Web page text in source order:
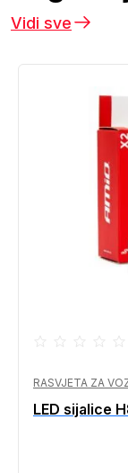
Vidi sve
RASVJETA ZA
LED sijalice